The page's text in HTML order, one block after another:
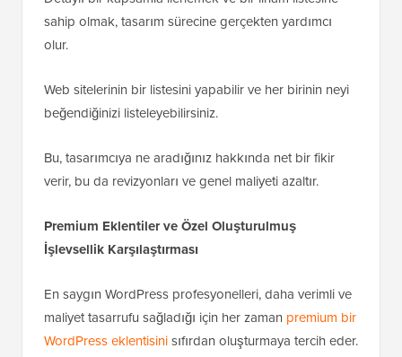
sahip olmak, tasarım sürecine gerçekten yardımcı
olur.
Web sitelerinin bir listesini yapabilir ve her birinin neyi
beğendiğinizi listeleyebilirsiniz.
Bu, tasarımcıya ne aradığınız hakkında net bir fikir
verir, bu da revizyonları ve genel maliyeti azaltır.
Premium Eklentiler ve Özel Oluşturulmuş
İşlevsellik Karşılaştırması
En saygın WordPress profesyonelleri, daha verimli ve
maliyet tasarrufu sağladığı için her zaman premium bir
WordPress eklentisinisıfırdan oluşturmaya tercih eder.